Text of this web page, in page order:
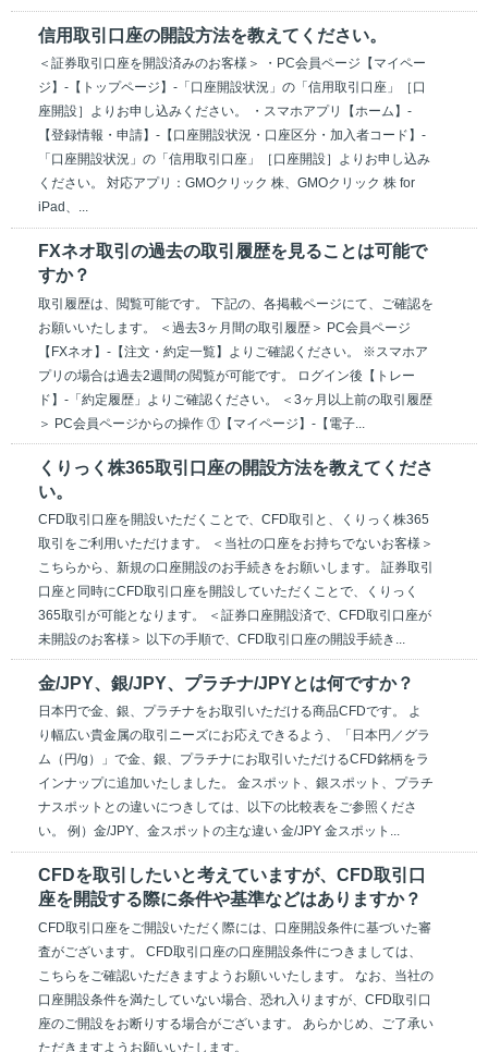
信用取引口座の開設方法を教えてください。
＜証券取引口座を開設済みのお客様＞ ・PC会員ページ【マイペー
ジ】-【トップページ】-「口座開設状況」の「信用取引口座」［口
座開設］よりお申し込みください。 ・スマホアプリ【ホーム】-
【登録情報・申請】-【口座開設状況・口座区分・加入者コード】-
「口座開設状況」の「信用取引口座」［口座開設］よりお申し込み
ください。 対応アプリ：GMOクリック 株、GMOクリック 株 for
iPad、...
FXネオ取引の過去の取引履歴を見ることは可能で
すか？
取引履歴は、閲覧可能です。 下記の、各掲載ページにて、ご確認を
お願いいたします。 ＜過去3ヶ月間の取引履歴＞ PC会員ページ
【FXネオ】-【注文・約定一覧】よりご確認ください。 ※スマホア
プリの場合は過去2週間の閲覧が可能です。 ログイン後【トレー
ド】-「約定履歴」よりご確認ください。 ＜3ヶ月以上前の取引履歴
＞ PC会員ページからの操作 ①【マイページ】-【電子...
くりっく株365取引口座の開設方法を教えてくださ
い。
CFD取引口座を開設いただくことで、CFD取引と、くりっく株365
取引をご利用いただけます。 ＜当社の口座をお持ちでないお客様＞
こちらから、新規の口座開設のお手続きをお願いします。 証券取引
口座と同時にCFD取引口座を開設していただくことで、くりっく
365取引が可能となります。 ＜証券口座開設済で、CFD取引口座が
未開設のお客様＞ 以下の手順で、CFD取引口座の開設手続き...
金/JPY、銀/JPY、プラチナ/JPYとは何ですか？
日本円で金、銀、プラチナをお取引いただける商品CFDです。 よ
り幅広い貴金属の取引ニーズにお応えできるよう、「日本円／グラ
ム（円/g）」で金、銀、プラチナにお取引いただけるCFD銘柄をラ
インナップに追加いたしました。 金スポット、銀スポット、プラチ
ナスポットとの違いにつきしては、以下の比較表をご参照くださ
い。 例）金/JPY、金スポットの主な違い 金/JPY 金スポット...
CFDを取引したいと考えていますが、CFD取引口
座を開設する際に条件や基準などはありますか？
CFD取引口座をご開設いただく際には、口座開設条件に基づいた審
査がございます。 CFD取引口座の口座開設条件につきましては、
こちらをご確認いただきますようお願いいたします。 なお、当社の
口座開設条件を満たしていない場合、恐れ入りますが、CFD取引口
座のご開設をお断りする場合がございます。 あらかじめ、ご了承い
ただきますようお願いいたします。